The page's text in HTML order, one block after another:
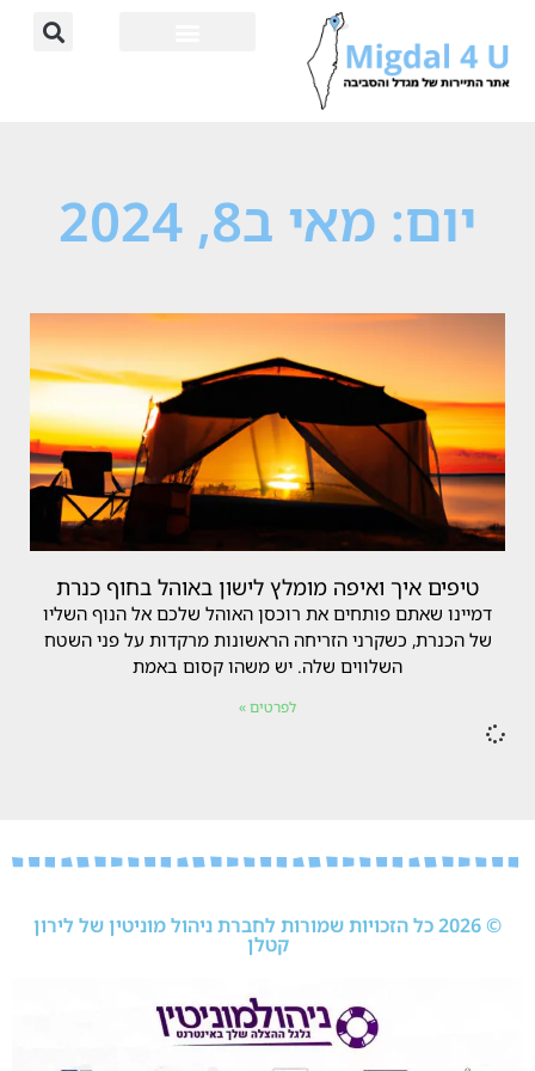
יום: מאי ב8, 2024
טיפים איך ואיפה מומלץ לישון באוהל בחוף כנרת
דמיינו שאתם פותחים את רוכסן האוהל שלכם אל הנוף השליו
של הכנרת, כשקרני הזריחה הראשונות מרקדות על פני השטח
השלווים שלה. יש משהו קסום באמת
לפרטים »
© 2026 כל הזכויות שמורות לחברת ניהול מוניטין של לירון
קטלן